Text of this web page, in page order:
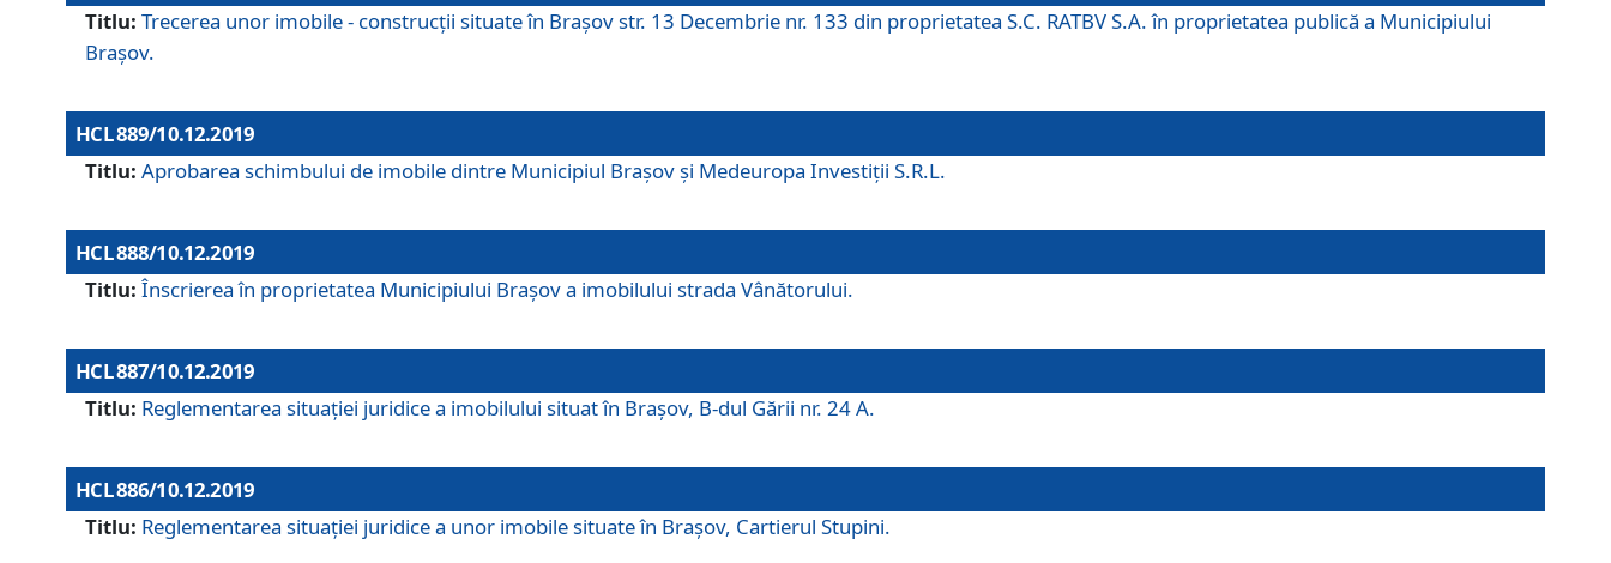
Titlu: Trecerea unor imobile - construcții situate în Brașov str. 13 Decembrie nr. 133 din proprietatea S.C. RATBV S.A. în proprietatea publică a Municipiului
Brașov.
HCL 889/10.12.2019
Titlu: Aprobarea schimbului de imobile dintre Municipiul Brașov și Medeuropa Investiții S.R.L.
HCL 888/10.12.2019
Titlu: Înscrierea în proprietatea Municipiului Braşov a imobilului strada Vânătorului.
HCL 887/10.12.2019
Titlu: Reglementarea situației juridice a imobilului situat în Brașov, B-dul Gării nr. 24 A.
HCL 886/10.12.2019
Titlu: Reglementarea situaţiei juridice a unor imobile situate în Braşov, Cartierul Stupini.